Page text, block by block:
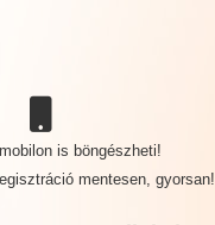
is böngészheti!
mentesen, gyorsan!